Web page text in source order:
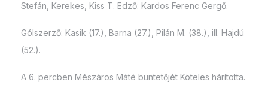
Stefán, Kerekes, Kiss T. Edző: Kardos Ferenc Gergő.
Gólszerző: Kasik (17.), Barna (27.), Pilán M. (38.), ill. Hajdú
(52.).
A 6. percben Mészáros Máté büntetőjét Köteles hárította.